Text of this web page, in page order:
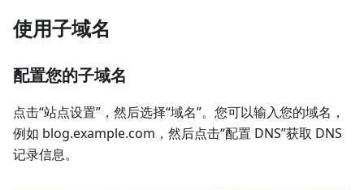
使用子域名
配置您的子域名
点击“站点设置”，然后选择“域名”。您可以输入您的域名，
例如 blog.example.com，然后点击“配置 DNS”获取 DNS
记录信息。